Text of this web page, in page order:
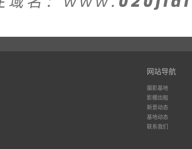
网站导航
摄影基地
影棚出租
新景动态
基地动态
联系我们